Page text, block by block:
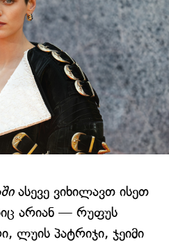
ასევე ვიხილავთ ისეთ
არიან — რუფუს
ლუის პატრიჯი, ჯეიმი